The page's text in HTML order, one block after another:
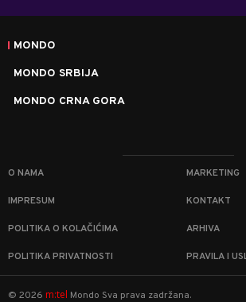
MONDO
MONDO SRBIJA
MONDO CRNA GORA
O NAMA MARKETING
IMPRESUM KONTAKT
POLITIKA O KOLAČIĆIMA ARHIVA
POLITIKA PRIVATNOSTI PRAVILA I
© 2026 m:tel Mondo Sva prava zadržana.